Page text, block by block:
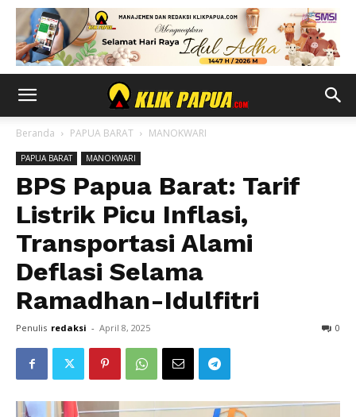
Beranda PAPUA BARAT MANOKWARI
PAPUA BARAT MANOKWARI
BPS Papua Barat: Tarif
Listrik Picu Inflasi,
Transportasi Alami
Deflasi Selama
Ramadhan-Idulfitri
Penulis redaksi - April 8, 2025 0